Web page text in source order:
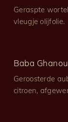
Geraspte
vleugje olijfolie.
Baba
Geroosterde
citroen,